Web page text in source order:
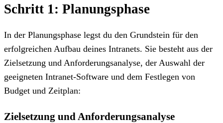
Schritt 1: Planungsphase
In der Planungsphase legst du den Grundstein für den
erfolgreichen Aufbau deines Intranets. Sie besteht aus der
Zielsetzung und Anforderungsanalyse, der Auswahl der
geeigneten Intranet-Software und dem Festlegen von
Budget und Zeitplan:
Zielsetzung und Anforderungsanalyse